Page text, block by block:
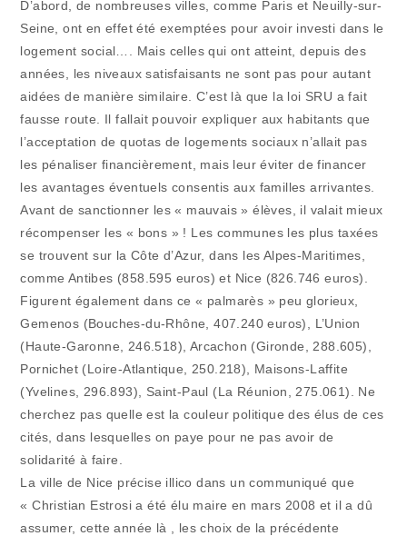
D’abord, de nombreuses villes, comme Paris et Neuilly-sur-
Seine, ont en effet été exemptées pour avoir investi dans le
logement social…. Mais celles qui ont atteint, depuis des
années, les niveaux satisfaisants ne sont pas pour autant
aidées de manière similaire. C’est là que la loi SRU a fait
fausse route. Il fallait pouvoir expliquer aux habitants que
l’acceptation de quotas de logements sociaux n’allait pas
les pénaliser financièrement, mais leur éviter de financer
les avantages éventuels consentis aux familles arrivantes.
Avant de sanctionner les « mauvais » élèves, il valait mieux
récompenser les « bons » ! Les communes les plus taxées
se trouvent sur la Côte d’Azur, dans les Alpes-Maritimes,
comme Antibes (858.595 euros) et Nice (826.746 euros).
Figurent également dans ce « palmarès » peu glorieux,
Gemenos (Bouches-du-Rhône, 407.240 euros), L’Union
(Haute-Garonne, 246.518), Arcachon (Gironde, 288.605),
Pornichet (Loire-Atlantique, 250.218), Maisons-Laffite
(Yvelines, 296.893), Saint-Paul (La Réunion, 275.061). Ne
cherchez pas quelle est la couleur politique des élus de ces
cités, dans lesquelles on paye pour ne pas avoir de
solidarité à faire.
La ville de Nice précise illico dans un communiqué que
« Christian Estrosi a été élu maire en mars 2008 et il a dû
assumer, cette année là , les choix de la précédente